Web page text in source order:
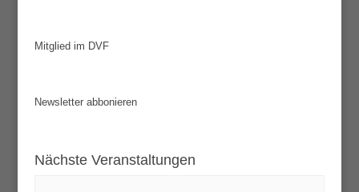
Mitglied im DVF
Newsletter abbonieren
Nächste Veranstaltungen